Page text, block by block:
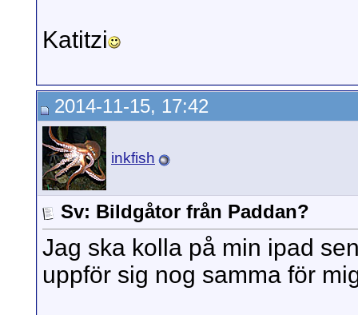
Katitzi
2014-11-15, 17:42
inkfish
Sv: Bildgåtor från Paddan?
Jag ska kolla på min ipad
uppför sig nog samma för